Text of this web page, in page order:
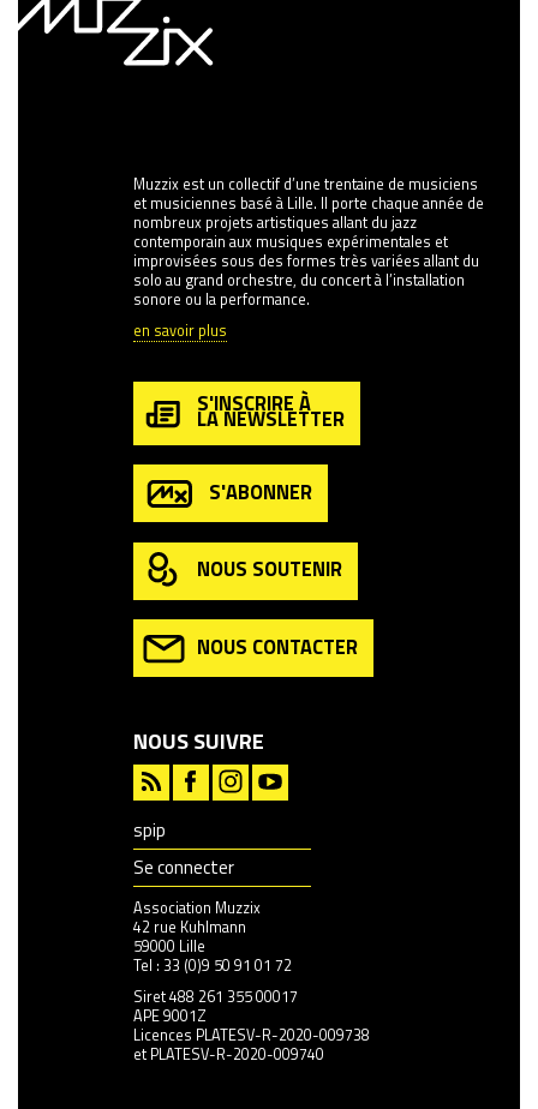
Muzzix est un collectif d’une trentaine de musiciens
et musiciennes basé à Lille. Il porte chaque année de
nombreux projets artistiques allant du jazz
contemporain aux musiques expérimentales et
improvisées sous des formes très variées allant du
solo au grand orchestre, du concert à l’installation
sonore ou la performance.
en savoir plus
S'INSCRIRE À
LA NEWSLETTER
S'ABONNER
NOUS SOUTENIR
NOUS CONTACTER
NOUS SUIVRE
spip
Se connecter
Association Muzzix
42 rue Kuhlmann
59000 Lille
Tel : 33 (0)9 50 91 01 72
Siret 488 261 355 00017
APE 9001Z
Licences PLATESV-R-2020-009738
et PLATESV-R-2020-009740